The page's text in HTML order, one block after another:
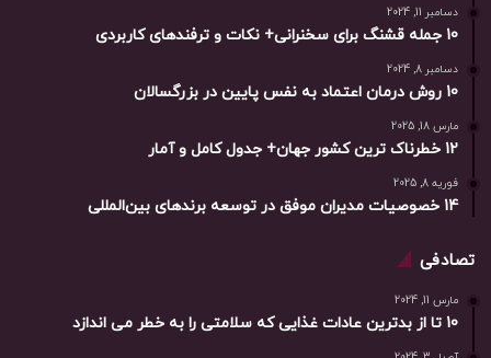
دسامبر 11, 2024
10 جمله قشنگ برای سخنرانی+ نکات و ترفندهای کاربردی
دسامبر 8, 2024
10 روش درمان اعتماد به نفس پایین در بزرگسالان
مارس 18, 2025
12 خطرناک ترین کشور جهان+ جدول کامل و آمار
فوریه 8, 2025
14 خصوصیات مدیران موفق در توسعه برندهای بین‌المللی
تصادفی
مارس 11, 2024
10 تا از بدترین عادات غذایی که سلامتی را به خطر می اندازد